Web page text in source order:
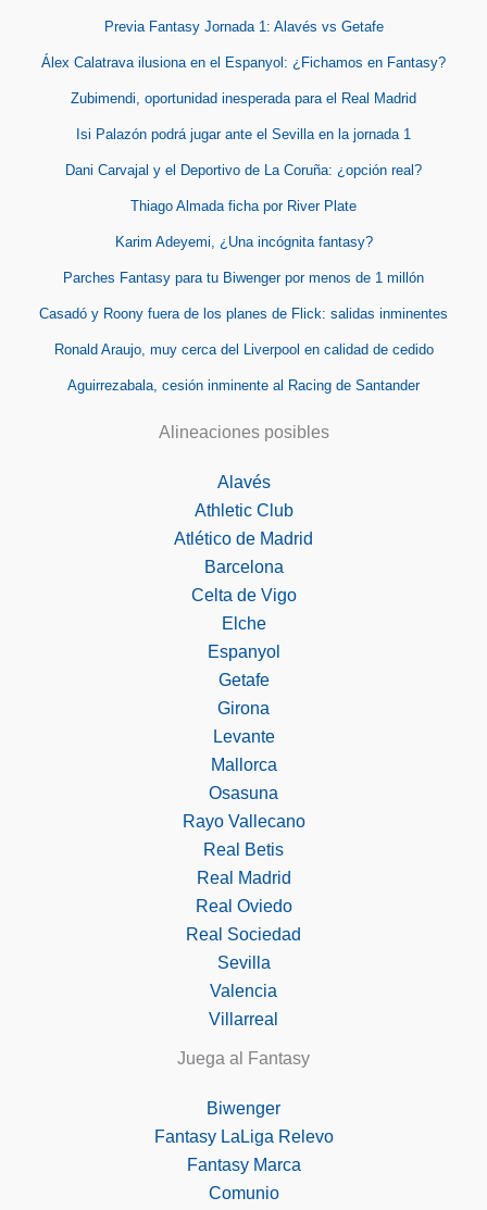
Previa Fantasy Jornada 1: Alavés vs Getafe
Álex Calatrava ilusiona en el Espanyol: ¿Fichamos en Fantasy?
Zubimendi, oportunidad inesperada para el Real Madrid
Isi Palazón podrá jugar ante el Sevilla en la jornada 1
Dani Carvajal y el Deportivo de La Coruña: ¿opción real?
Thiago Almada ficha por River Plate
Karim Adeyemi, ¿Una incógnita fantasy?
Parches Fantasy para tu Biwenger por menos de 1 millón
Casadó y Roony fuera de los planes de Flick: salidas inminentes
Ronald Araujo, muy cerca del Liverpool en calidad de cedido
Aguirrezabala, cesión inminente al Racing de Santander
Alineaciones posibles
Alavés
Athletic Club
Atlético de Madrid
Barcelona
Celta de Vigo
Elche
Espanyol
Getafe
Girona
Levante
Mallorca
Osasuna
Rayo Vallecano
Real Betis
Real Madrid
Real Oviedo
Real Sociedad
Sevilla
Valencia
Villarreal
Juega al Fantasy
Biwenger
Fantasy LaLiga Relevo
Fantasy Marca
Comunio